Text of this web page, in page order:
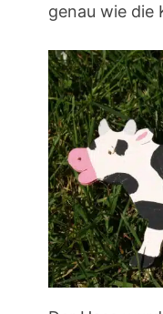
genau wie die